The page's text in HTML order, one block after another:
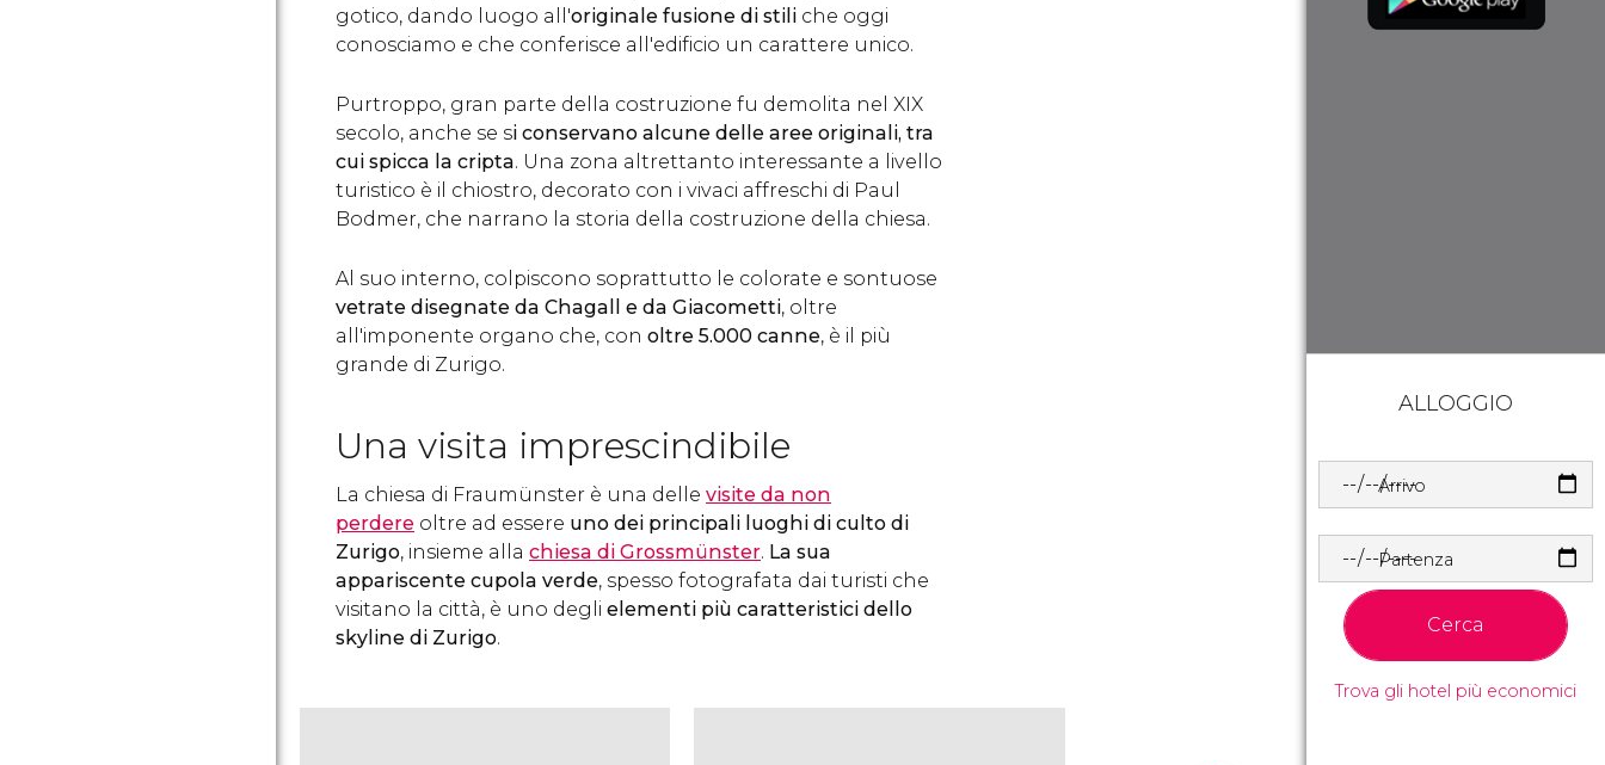
gotico, dando luogo all'originale fusione di stili che oggi
conosciamo e che conferisce all'edificio un carattere unico.
Purtroppo, gran parte della costruzione fu demolita nel XIX
secolo, anche se si conservano alcune delle aree originali, tra
cui spicca la cripta. Una zona altrettanto interessante a livello
turistico è il chiostro, decorato con i vivaci affreschi di Paul
Bodmer, che narrano la storia della costruzione della chiesa.
Al suo interno, colpiscono soprattutto le colorate e sontuose
vetrate disegnate da Chagall e da Giacometti, oltre
all'imponente organo che, con oltre 5.000 canne, è il più
grande di Zurigo.
Una visita imprescindibile
La chiesa di Fraumünster è una delle visite da non
perdere oltre ad essere uno dei principali luoghi di culto di
Zurigo, insieme alla chiesa di Grossmünster. La sua
appariscente cupola verde, spesso fotografata dai turisti che
visitano la città, è uno degli elementi più caratteristici dello
skyline di Zurigo.
ALLOGGIO
Arrivo
Partenza
Cerca
Trova gli hotel più economici